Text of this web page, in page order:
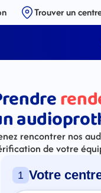
Trouver un
rencontrer nos
de votre
1 Votre